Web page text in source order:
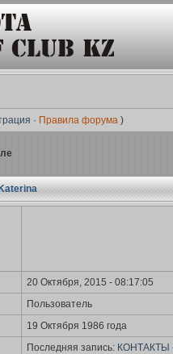
· Правила форума)
20 Октября, 2015 - 08:17:05
Пользователь
19 Октября 1986 года
Последняя запись: КОНТАКТЫ